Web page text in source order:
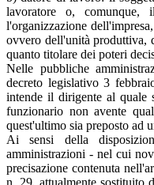
lavoratore o,
l'organizzazione
ovvero dell'unità produttiva,
quanto titolare dei poteri
Nelle pubbliche
decreto legislativo 3
intende il dirigente al quale
funzionario non avente
quest'ultimo sia preposto ad
Ai sensi della
amministrazioni - nel cui
precisazione contenuta
n. 29, attualmente sostituito